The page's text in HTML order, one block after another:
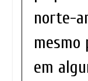
norte-
em